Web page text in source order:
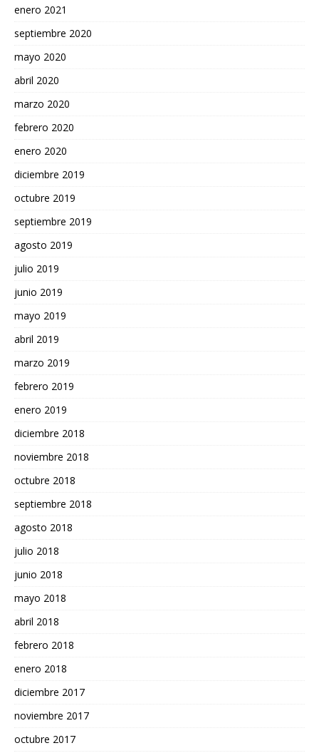
enero 2021
septiembre 2020
mayo 2020
abril 2020
marzo 2020
febrero 2020
enero 2020
diciembre 2019
octubre 2019
septiembre 2019
agosto 2019
julio 2019
junio 2019
mayo 2019
abril 2019
marzo 2019
febrero 2019
enero 2019
diciembre 2018
noviembre 2018
octubre 2018
septiembre 2018
agosto 2018
julio 2018
junio 2018
mayo 2018
abril 2018
febrero 2018
enero 2018
diciembre 2017
noviembre 2017
octubre 2017